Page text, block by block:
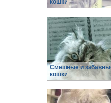
кошки
Смешные и
кошки